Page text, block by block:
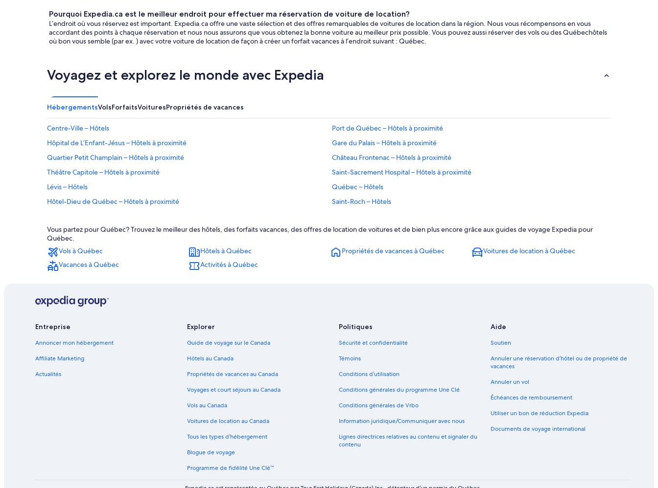
Pourquoi Expedia.ca est le meilleur endroit pour effectuer ma réservation de voiture de location?
L’endroit où vous réservez est important. Expedia.ca offre une vaste sélection et des offres remarquables de voitures de location dans la région. Nous vous récompensons en vous
accordant des points à chaque réservation et nous nous assurons que vous obtenez la bonne voiture au meilleur prix possible. Vous pouvez aussi réserver des vols ou des Québechôtels
où bon vous semble (par ex. ) avec votre voiture de location de façon à créer un forfait vacances à l’endroit suivant : Québec.
Voyagez et explorez le monde avec Expedia
HébergementsVolsForfaitsVoituresPropriétés de vacances
Centre-Ville – Hôtels
Port de Québec – Hôtels à proximité
Hôpital de L’Enfant-Jésus – Hôtels à proximité
Gare du Palais – Hôtels à proximité
Quartier Petit Champlain – Hôtels à proximité
Château Frontenac – Hôtels à proximité
Théâtre Capitole – Hôtels à proximité
Saint-Sacrement Hospital – Hôtels à proximité
Lévis – Hôtels
Québec – Hôtels
Hôtel-Dieu de Québec – Hôtels à proximité
Saint-Roch – Hôtels
Agora Port de Québec – Hôtels à proximité
Grand Théâtre de Québec – Hôtels à proximité
Place d'Youville – Hôtels à proximité
Village Vacances Valcartier – Hôtels à proximité
Vieux-Québec – Hôtels
Wyndham Hotels – Québec
Vieux-Québec – Hôtels Fairmont
Vieux-Québec – Hôtels 2 étoiles
Québec – Villas
Québec – Gîtes
Québec – Auberges de jeunesse
Québec – Villas
Hôtels de luxe – Vieux-Québec
Hôtels au bord de la plage – Vieux-Québec
Hôtels acceptant les animaux – Vieux-Québec
Complexes et hôtels avec spa – Vieux-Québec
Hôtels historiques – Québec
Hôtels tout inclus – Upper Town
Vous partez pour Québec? Trouvez le meilleur des hôtels, des forfaits vacances, des offres de location de voitures et de bien plus encore grâce aux guides de voyage Expedia pour
Québec.
Vols à Québec
Hôtels à Québec Propriétés de vacances à Québec
Voitures de location à Québec
Vacances à Québec
Activités à Québec
Entreprise
Annoncer mon hébergement
Affiliate Marketing
Actualités
Explorer
Guide de voyage sur le Canada
Hôtels au Canada
Propriétés de vacances au Canada
Voyages et court séjours au Canada
Vols au Canada
Voitures de location au Canada
Tous les types d’hébergement
Blogue de voyage
Programme de fidélité Une Clé™
Politiques
Sécurité et confidentialité
Témoins
Conditions d’utilisation
Conditions générales du programme Une Clé
Conditions générales de Vrbo
Information juridique/Communiquer avec nous
Lignes directrices relatives au contenu et signaler du
contenu
Aide
Soutien
Annuler une réservation d’hôtel ou de propriété de
vacances
Annuler un vol
Échéances de remboursement
Utiliser un bon de réduction Expedia
Documents de voyage international